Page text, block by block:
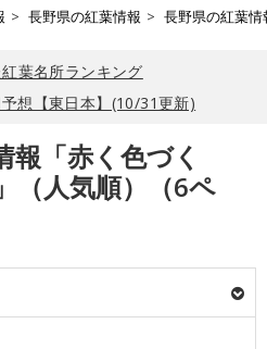
長野県の紅葉情報 長野県の紅葉
葉名所ランキング
想【東日本】(10/31更新)
報「赤く色づく
（人気順）（6ペ